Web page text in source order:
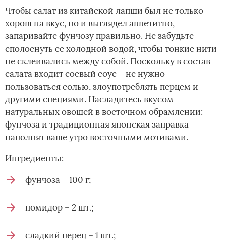
Чтобы салат из китайской лапши был не только
хорош на вкус, но и выглядел аппетитно,
запаривайте фунчозу правильно. Не забудьте
сполоснуть ее холодной водой, чтобы тонкие нити
не склеивались между собой. Поскольку в состав
салата входит соевый соус – не нужно
пользоваться солью, злоупотреблять перцем и
другими специями. Насладитесь вкусом
натуральных овощей в восточном обрамлении:
фунчоза и традиционная японская заправка
наполнят ваше утро восточными мотивами.
Ингредиенты:
фунчоза – 100 г;
помидор – 2 шт.;
сладкий перец – 1 шт.;